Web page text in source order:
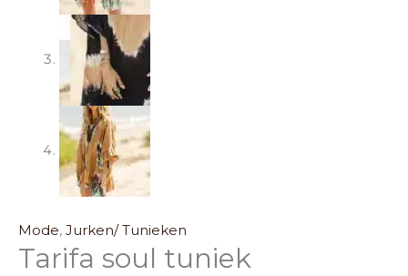
Mode, Jurken/ Tunieken
Tarifa soul tuniek